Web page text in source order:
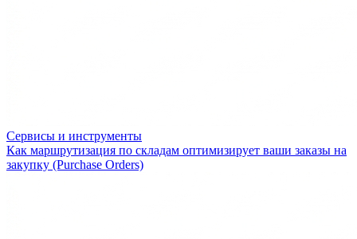
Сервисы и инструменты
Как маршрутизация по складам оптимизирует ваши заказы на
закупку (Purchase Orders)